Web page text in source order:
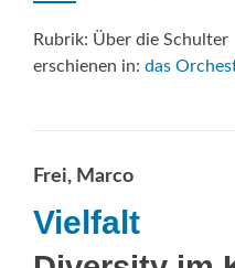
Rubrik: Über die Schulter
erschienen in: das
Frei, Marco
Vielfalt